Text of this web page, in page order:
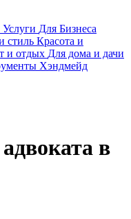
Услуги Для Бизнеса
стиль Красота и
и отдых Для дома и дачи
Хэндмейд
в